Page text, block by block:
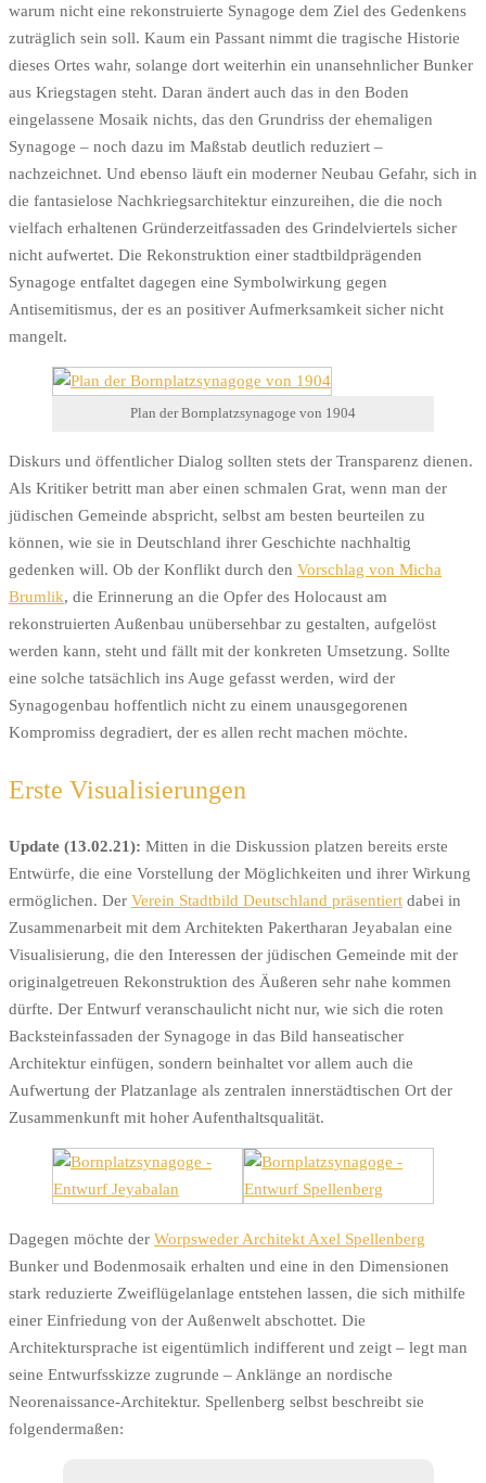
warum nicht eine rekonstruierte Synagoge dem Ziel des Gedenkens
zuträglich sein soll. Kaum ein Passant nimmt die tragische Historie
dieses Ortes wahr, solange dort weiterhin ein unansehnlicher Bunker
aus Kriegstagen steht. Daran ändert auch das in den Boden
eingelassene Mosaik nichts, das den Grundriss der ehemaligen
Synagoge – noch dazu im Maßstab deutlich reduziert –
nachzeichnet. Und ebenso läuft ein moderner Neubau Gefahr, sich in
die fantasielose Nachkriegsarchitektur einzureihen, die die noch
vielfach erhaltenen Gründerzeitfassaden des Grindelviertels sicher
nicht aufwertet. Die Rekonstruktion einer stadtbildprägenden
Synagoge entfaltet dagegen eine Symbolwirkung gegen
Antisemitismus, der es an positiver Aufmerksamkeit sicher nicht
mangelt.
Plan der Bornplatzsynagoge von 1904
Diskurs und öffentlicher Dialog sollten stets der Transparenz dienen.
Als Kritiker betritt man aber einen schmalen Grat, wenn man der
jüdischen Gemeinde abspricht, selbst am besten beurteilen zu
können, wie sie in Deutschland ihrer Geschichte nachhaltig
gedenken will. Ob der Konflikt durch den Vorschlag von Micha
Brumlik, die Erinnerung an die Opfer des Holocaust am
rekonstruierten Außenbau unübersehbar zu gestalten, aufgelöst
werden kann, steht und fällt mit der konkreten Umsetzung. Sollte
eine solche tatsächlich ins Auge gefasst werden, wird der
Synagogenbau hoffentlich nicht zu einem unausgegorenen
Kompromiss degradiert, der es allen recht machen möchte.
Erste Visualisierungen
Update (13.02.21): Mitten in die Diskussion platzen bereits erste
Entwürfe, die eine Vorstellung der Möglichkeiten und ihrer Wirkung
ermöglichen. Der Verein Stadtbild Deutschland präsentiert dabei in
Zusammenarbeit mit dem Architekten Pakertharan Jeyabalan eine
Visualisierung, die den Interessen der jüdischen Gemeinde mit der
originalgetreuen Rekonstruktion des Äußeren sehr nahe kommen
dürfte. Der Entwurf veranschaulicht nicht nur, wie sich die roten
Backsteinfassaden der Synagoge in das Bild hanseatischer
Architektur einfügen, sondern beinhaltet vor allem auch die
Aufwertung der Platzanlage als zentralen innerstädtischen Ort der
Zusammenkunft mit hoher Aufenthaltsqualität.
Dagegen möchte der Worpsweder Architekt Axel Spellenberg
Bunker und Bodenmosaik erhalten und eine in den Dimensionen
stark reduzierte Zweiflügelanlage entstehen lassen, die sich mithilfe
einer Einfriedung von der Außenwelt abschottet. Die
Architektursprache ist eigentümlich indifferent und zeigt – legt man
seine Entwurfsskizze zugrunde – Anklänge an nordische
Neorenaissance-Architektur. Spellenberg selbst beschreibt sie
folgendermaßen: